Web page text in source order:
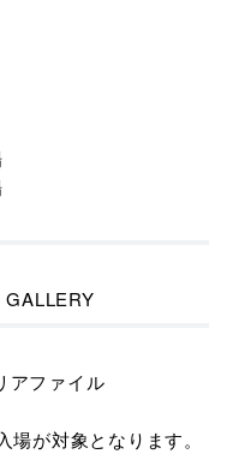
アファイル
が対象となります。